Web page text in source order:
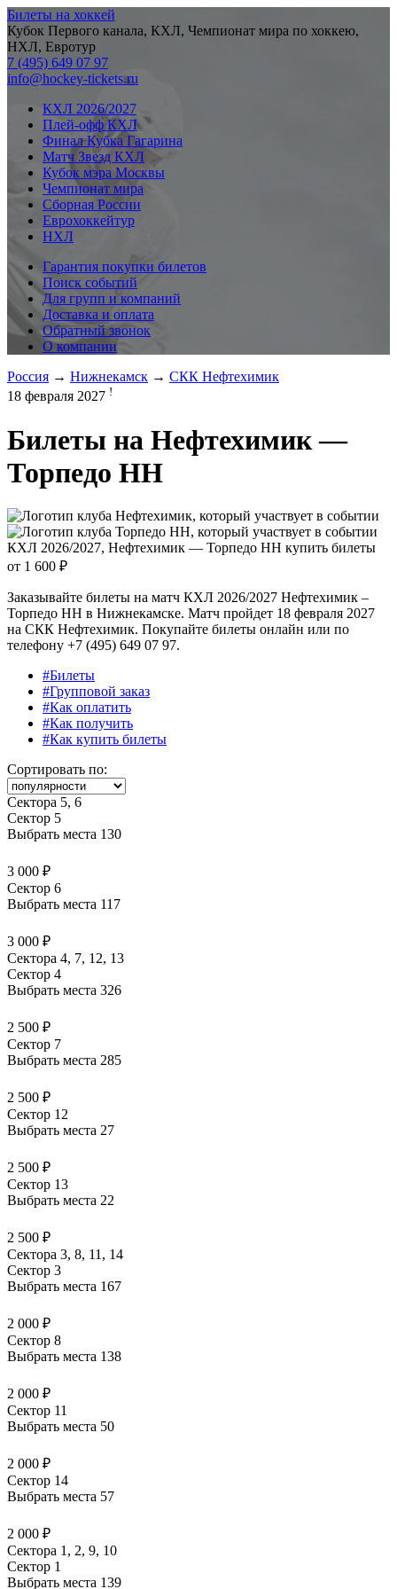
Билеты на хоккей
Кубок Первого канала, КХЛ, Чемпионат мира по хоккею,
НХЛ, Евротур
7 (495) 649 07 97
info@hockey-tickets.ru
КХЛ 2026/2027
Плей-офф КХЛ
Финал Кубка Гагарина
Матч Звезд КХЛ
Кубок мэра Москвы
Чемпионат мира
Сборная России
Еврохоккейтур
НХЛ
Гарантия покупки билетов
Поиск событий
Для групп и компаний
Доставка и оплата
Обратный звонок
О компании
Россия → Нижнекамск → СКК Нефтехимик
18 февраля 2027 !
Билеты на Нефтехимик —
Торпедо НН
КХЛ 2026/2027, Нефтехимик — Торпедо НН купить билеты
от 1 600 ₽
Заказывайте билеты на матч КХЛ 2026/2027 Нефтехимик –
Торпедо НН в Нижнекамске. Матч пройдет 18 февраля 2027
на СКК Нефтехимик. Покупайте билеты онлайн или по
телефону +7 (495) 649 07 97.
#Билеты
#Групповой заказ
#Как оплатить
#Как получить
#Как купить билеты
Сортировать по:
Сектора 5, 6
Сектор 5
Выбрать места 130
3 000 ₽
Сектор 6
Выбрать места 117
3 000 ₽
Сектора 4, 7, 12, 13
Сектор 4
Выбрать места 326
2 500 ₽
Сектор 7
Выбрать места 285
2 500 ₽
Сектор 12
Выбрать места 27
2 500 ₽
Сектор 13
Выбрать места 22
2 500 ₽
Сектора 3, 8, 11, 14
Сектор 3
Выбрать места 167
2 000 ₽
Сектор 8
Выбрать места 138
2 000 ₽
Сектор 11
Выбрать места 50
2 000 ₽
Сектор 14
Выбрать места 57
2 000 ₽
Сектора 1, 2, 9, 10
Сектор 1
Выбрать места 139